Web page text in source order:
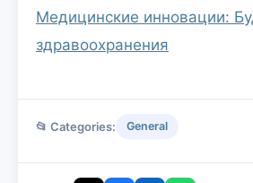
Медицинские инновации:
здравоохранения
📂 Categories: General